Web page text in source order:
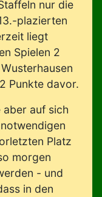
nur die
plazierten
liegt
Spielen 2
Punkte davor.
aber auf sich
Platz
morgen
- und
in den